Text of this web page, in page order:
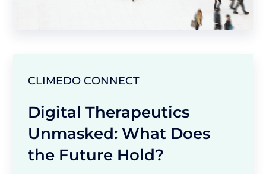
CLIMEDO CONNECT
Digital Therapeutics
Unmasked: What Does
the Future Hold?